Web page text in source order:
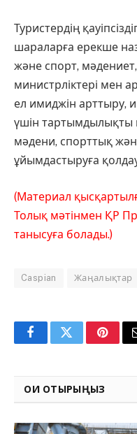
Туристердің
шараларға ерекше
және спорт, мәдениет,
министрліктері мен
ел имиджін арттыру,
үшін тартымдылықты
мәдени, спорттық
ұйымдастыруға қолдау
(Материал
Толық мәтінмен ҚР
танысуға болады.)
Caspian Жаңалықтар
FacebookTwitter
ОҚИ ОТЫРЫҢЫЗ